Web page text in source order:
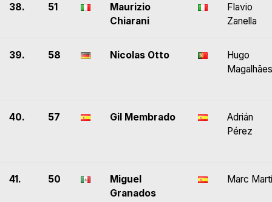
38. 51
Maurizio
Chiarani
Flavio
Zanella
39. 58 Nicolas Otto
Hugo
Magalhães
40. 57 Gil Membrado
Adrián
Pérez
41. 50
Miguel
Granados
Marc Martí